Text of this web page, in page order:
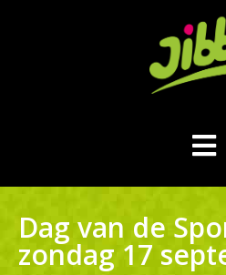
Dag van de
zondag 17